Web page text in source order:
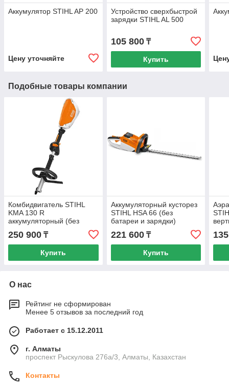
Аккумулятор STIHL AP 200
Цену уточняйте
Устройство сверхбыстрой
зарядки STIHL AL 500
105 800₸
Купить
Подобные товары компании
Комбидвигатель STIHL
KMA 130 R
аккумуляторный (без
250 900 ₸
Купить
Аккумуляторный кусторез
STIHL HSA 66 (без
батареи и зарядки)
221 600₸
Купить
О нас
Рейтинг не сформирован
Менее 5 отзывов за последний год
Работает с 15.12.2011
г. Алматы
проспект Рыскулова 276а/3, Алматы, Казахстан
Контакты